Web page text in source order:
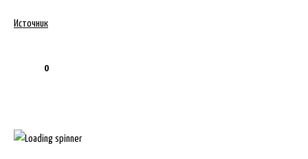
Источник
0